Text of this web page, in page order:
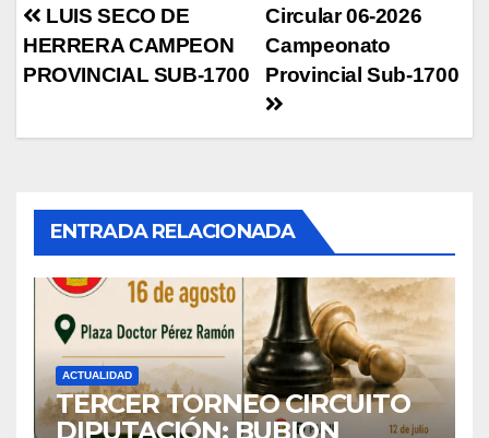
Navegación
de
Circular 06-2026
Campeonato
Provincial Sub-1700
LUIS SECO DE
HERRERA CAMPEON
PROVINCIAL SUB-1700
ENTRADA RELACIONADA
ACTUALIDAD
TERCER TORNEO CIRCUITO
DIPUTACIÓN: BUBION